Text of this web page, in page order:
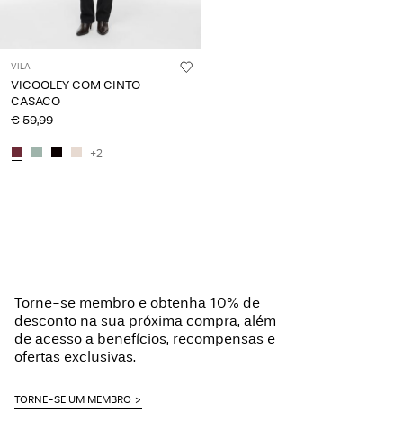
VILA
VICOOLEY COM CINTO
CASACO
€ 59,99
+2
Torne-se membro e obtenha 10% de
desconto na sua próxima compra, além
de acesso a benefícios, recompensas e
ofertas exclusivas.
TORNE-SE UM MEMBRO